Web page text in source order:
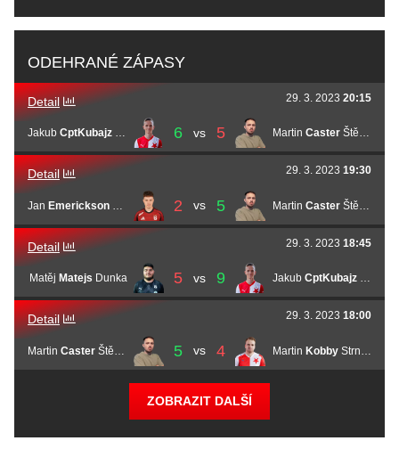
ODEHRANÉ ZÁPASY
Detail
Jakub CptKubajz 6 vs 5 Martin CasterŠtěpán
29. 3. 2023 20:15
Detail
Jan Emerickson 2 vs 5 Martin CasterŠtěpán
29. 3. 2023 19:30
Detail
Matěj Matejs Dunka 5 vs 9 Jakub CptKubajzPudil
29. 3. 2023 18:45
Detail
Martin Caster Štěpán 5 vs 4 Martin KobbyStrnad
29. 3. 2023 18:00
ZOBRAZIT DALŠÍ